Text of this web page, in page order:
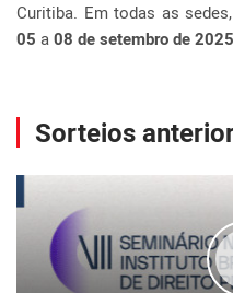
Curitiba. Em todas as
05 a 08 de setembro de
Sorteios